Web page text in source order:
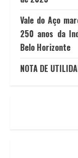
Vale do Aço
250 anos da
Belo Horizonte
NOTA DE